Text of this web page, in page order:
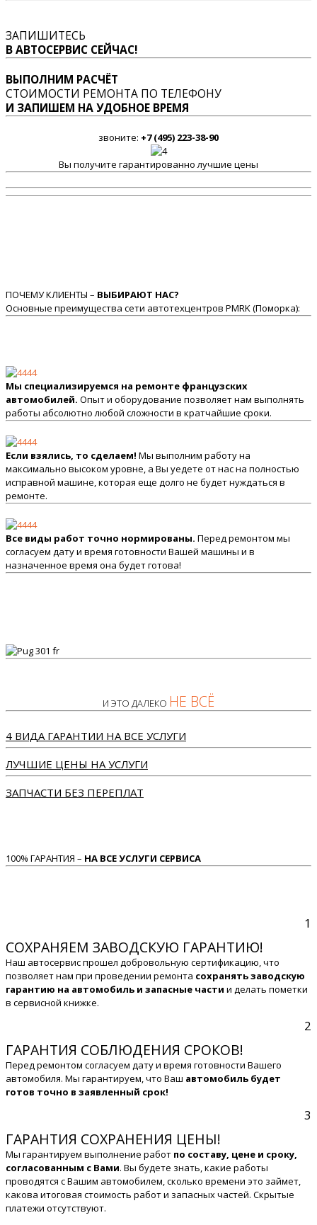
ЗАПИШИТЕСЬ
В АВТОСЕРВИС СЕЙЧАС!
ВЫПОЛНИМ РАСЧЁТ
СТОИМОСТИ РЕМОНТА ПО ТЕЛЕФОНУ
И ЗАПИШЕМ НА УДОБНОЕ ВРЕМЯ
звоните: +7 (495) 223-38-90
Вы получите гарантированно лучшие цены
ПОЧЕМУ КЛИЕНТЫ – ВЫБИРАЮТ НАС?
Основные преимущества сети автотехцентров PMRK (Поморка):
Мы специализируемся на ремонте французских
автомобилей. Опыт и оборудование позволяет нам выполнять
работы абсолютно любой сложности в кратчайшие сроки.
Если взялись, то сделаем! Мы выполним работу на
максимально высоком уровне, а Вы уедете от нас на полностью
исправной машине, которая еще долго не будет нуждаться в
ремонте.
Все виды работ точно нормированы. Перед ремонтом мы
согласуем дату и время готовности Вашей машины и в
назначенное время она будет готова!
И ЭТО ДАЛЕКО НЕ ВСЁ
4 ВИДА ГАРАНТИИ НА ВСЕ УСЛУГИ
ЛУЧШИЕ ЦЕНЫ НА УСЛУГИ
ЗАПЧАСТИ БЕЗ ПЕРЕПЛАТ
100% ГАРАНТИЯ – НА ВСЕ УСЛУГИ СЕРВИСА
1
СОХРАНЯЕМ ЗАВОДСКУЮ ГАРАНТИЮ!
Наш автосервис прошел добровольную сертификацию, что
позволяет нам при проведении ремонта сохранять заводскую
гарантию на автомобиль и запасные части и делать пометки
в сервисной книжке.
2
ГАРАНТИЯ СОБЛЮДЕНИЯ СРОКОВ!
Перед ремонтом согласуем дату и время готовности Вашего
автомобиля. Мы гарантируем, что Ваш автомобиль будет
готов точно в заявленный срок!
3
ГАРАНТИЯ СОХРАНЕНИЯ ЦЕНЫ!
Мы гарантируем выполнение работ по составу, цене и сроку,
согласованным с Вами. Вы будете знать, какие работы
проводятся с Вашим автомобилем, сколько времени это займет,
какова итоговая стоимость работ и запасных частей. Скрытые
платежи отсутствуют.